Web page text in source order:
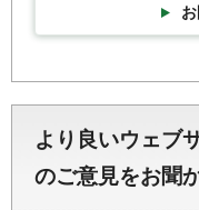
より良いウェブ
のご意見をお聞